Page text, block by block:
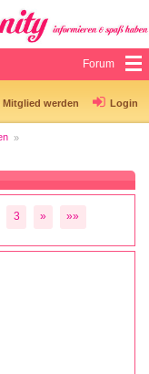
Forum
werden Login
3 » »»